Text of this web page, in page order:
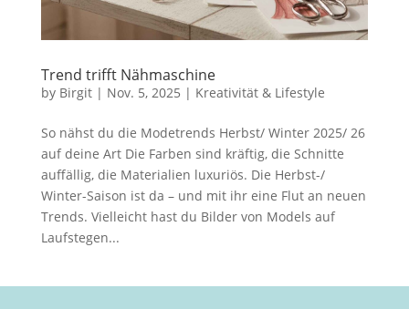
Trend trifft Nähmaschine
by Birgit| Nov. 5, 2025 | Kreativität & Lifestyle
So nähst du die Modetrends Herbst/ Winter 2025/ 26
auf deine Art Die Farben sind kräftig, die Schnitte
auffällig, die Materialien luxuriös. Die Herbst-/
Winter-Saison ist da – und mit ihr eine Flut an neuen
Trends. Vielleicht hast du Bilder von Models auf
Laufstegen...